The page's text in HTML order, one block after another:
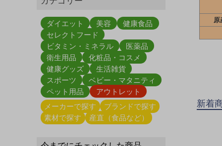
ダイエット 美容
健康食品
セレクトフード
ビタミン・ミネラル
医薬品
衛生用品
化粧品・コスメ
健康グッズ
生活雑貨
スポーツ
ベビー・マタニティ
ペット用品
アウトレット
メーカーで探す
ブランドで探す
素材で探す
産直（食品など）
原
新着